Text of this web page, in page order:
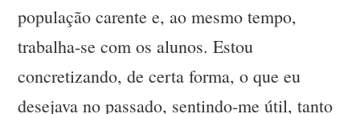
população carente e, ao mesmo tempo,
trabalha-se com os alunos. Estou
concretizando, de certa forma, o que eu
desejava no passado, sentindo-me útil, tanto